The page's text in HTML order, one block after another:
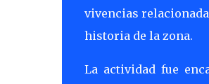
vivencias
historia de la zona.
La actividad fue